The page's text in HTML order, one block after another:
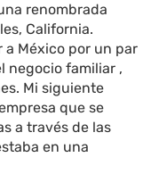
renombrada
California.
a México por un par
negocio familiar ,
Mi siguiente
que se
a través de las
en una